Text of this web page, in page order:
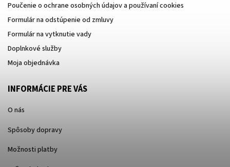
Poučenie o ochrane osobných údajov a používaní cookies
Formulár na odstúpenie od zmluvy
Formulár na vytknutie vady
Doplnkové služby
Moja objednávka
INFORMÁCIE PRE VÁS
O nás
Spôsoby dopravy
Možnosti platby